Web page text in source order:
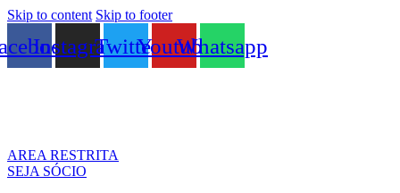
Skip to content Skip to footer
InstagramTwitterYoutubeWhatsapp
AREA RESTRITA
SEJA SÓCIO